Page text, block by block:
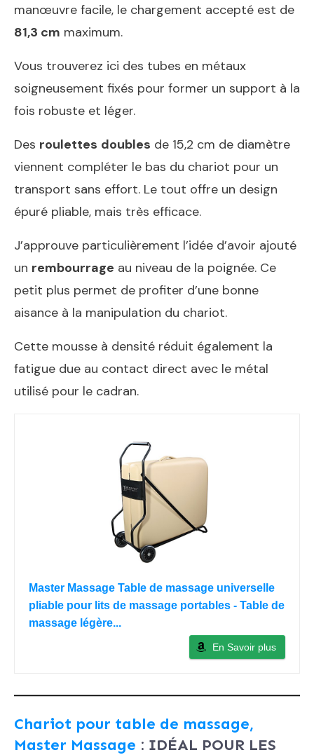
manœuvre facile, le chargement accepté est de
81,3 cm maximum.
Vous trouverez ici des tubes en métaux
soigneusement fixés pour former un support à la
fois robuste et léger.
Des roulettes doubles de 15,2 cm de diamètre
viennent compléter le bas du chariot pour un
transport sans effort. Le tout offre un design
épuré pliable, mais très efficace.
J’approuve particulièrement l’idée d’avoir ajouté
un rembourrage au niveau de la poignée. Ce
petit plus permet de profiter d’une bonne
aisance à la manipulation du chariot.
Cette mousse à densité réduit également la
fatigue due au contact direct avec le métal
utilisé pour le cadran.
Master Massage Table de massage universelle
pliable pour lits de massage portables - Table de
massage légère...
En Savoir plus
Chariot pour table de massage,
Master Massage : IDÉAL POUR LES